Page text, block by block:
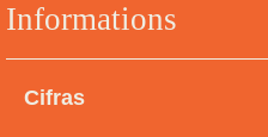
Informations
Cifras